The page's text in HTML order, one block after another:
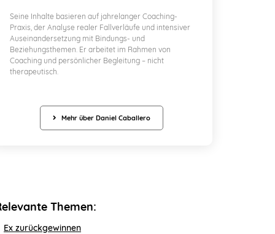
Seine Inhalte basieren auf jahrelanger Coaching-
Praxis, der Analyse realer Fallverläufe und intensiver
Auseinandersetzung mit Bindungs- und
Beziehungsthemen. Er arbeitet im Rahmen von
Coaching und persönlicher Begleitung – nicht
therapeutisch.
Mehr über Daniel Caballero
Themen:
Ex zurückgewinnen